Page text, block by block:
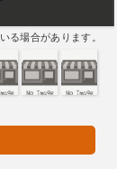
る場合があります。